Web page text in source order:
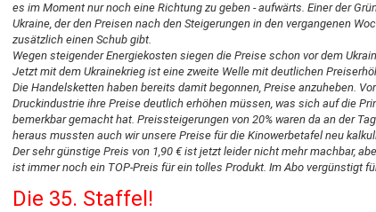
es im Moment nur noch eine Richtung zu geben - aufwärts. Einer der
Ukraine, der den Preisen nach den Steigerungen in den vergangenen
zusätzlich einen Schub gibt.
Wegen steigender Energiekosten siegen die Preise schon vor dem
Jetzt mit dem Ukrainekrieg ist eine zweite Welle mit deutlichen
Die Handelsketten haben bereits damit begonnen, Preise anzuheben.
Druckindustrie ihre Preise deutlich erhöhen müssen, was sich auf die
bemerkbar gemacht hat. Preissteigerungen von 20% waren da an der
heraus mussten auch wir unsere Preise für die Kinowerbetafel neu
Der sehr günstige Preis von 1,90 € ist jetzt leider nicht mehr machbar,
ist immer noch ein TOP-Preis für ein tolles Produkt. Im Abo vergünstigt
Die 35. Staffel!